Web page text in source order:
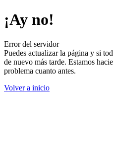
¡Ay no!
Error del servidor
Puedes actualizar la página y si
de nuevo más tarde. Estamos
problema cuanto antes.
Volver a inicio